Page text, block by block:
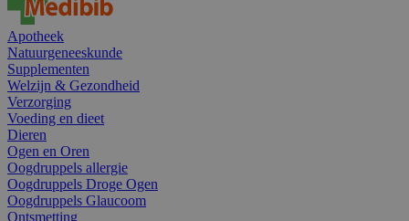
Apotheek
Natuurgeneeskunde
Supplementen
Welzijn & Gezondheid
Verzorging
Voeding en dieet
Dieren
Ogen en Oren
Oogdruppels allergie
Oogdruppels Droge Ogen
Oogdruppels Glaucoom
Ontsmetting